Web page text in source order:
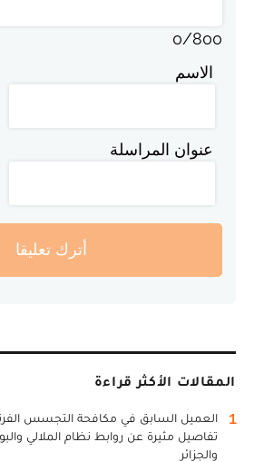
0/800
الاسم
عنوان المراسلة
أترك تعليقا
المقالات الأكثر قراءة
1
العميل السابق في مكافحة التجسس
تفاصيل مثيرة عن روابط نظام الملالي
والجزائر